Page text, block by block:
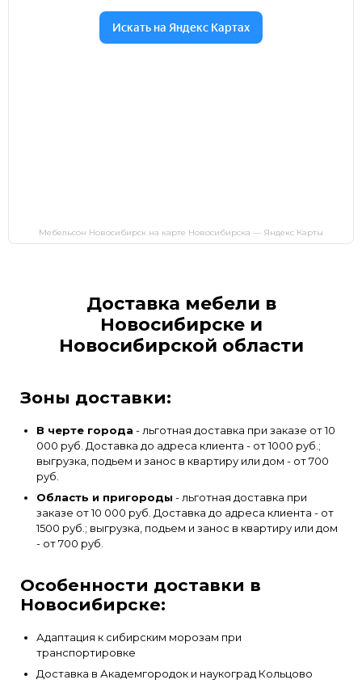
Мебельсон Новосибирск на карте Новосибирска — Яндекс Карты
Доставка мебели в
Новосибирске и
Новосибирской области
Зоны доставки:
В черте города - льготная доставка при заказе от 10
000 руб. Доставка до адреса клиента - от 1000 руб.;
выгрузка, подьем и занос в квартиру или дом - от 700
руб.
Область и пригороды - льготная доставка при
заказе от 10 000 руб. Доставка до адреса клиента - от
1500 руб.; выгрузка, подьем и занос в квартиру или дом
- от 700 руб.
Особенности доставки в
Новосибирске:
Адаптация к сибирским морозам при
транспортировке
Доставка в Академгородок и наукоград Кольцово